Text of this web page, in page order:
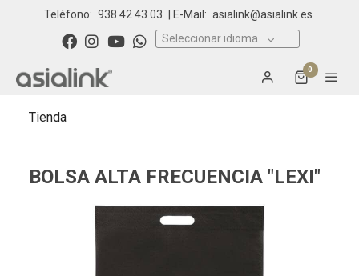
Teléfono: 938 42 43 03 | E-Mail: asialink@asialink.es
Seleccionar idioma
0
Tienda
BOLSA ALTA FRECUENCIA "LEXI"